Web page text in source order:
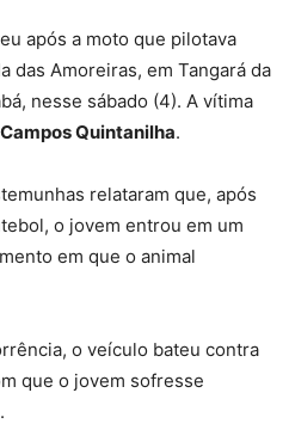
após a moto que pilotava
das Amoreiras, em Tangará da
nesse sábado (4). A vítima
Quintanilha.
relataram que, após
o jovem entrou em um
em que o animal
o veículo bateu contra
que o jovem sofresse
.